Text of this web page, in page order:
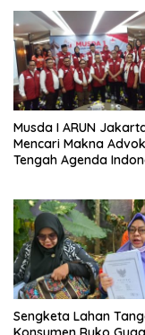
Musda I ARUN
Mencari Makna
Tengah Agenda
Sengketa Lahan